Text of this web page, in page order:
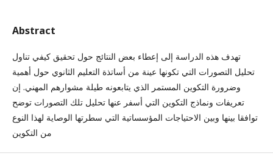
Abstract
تهدف هذه الدراسة إلى إعطاء بعض النتائج حول تحقيق كيفي تناول
تحليل التصورات التي تكونها عينة من أساتذة التعليم الثانوي حول أهمية
وضرورة التكوين المستمر الذي يتابعونه طيلة مشوارهم المهني. إن
تعريفات ونماذج التكوين التي أسفر عنها تحليل تلك التصورات توضح
توافقا بينها وبين الاحتياجات المؤسساتية التي سطرتها الوصاية لهذا النوع
من التكوين